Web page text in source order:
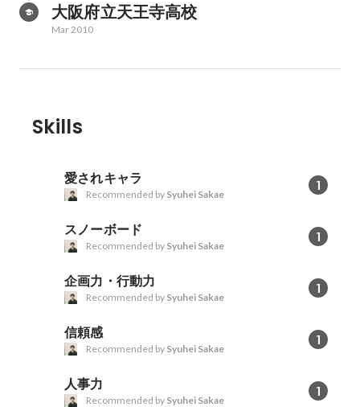
大阪府立天王寺高校
Mar 2010
Skills
愛されキャラ 1
Recommended by Syuhei Sakae
スノーボード 1
Recommended by Syuhei Sakae
企画力・行動力 1
Recommended by Syuhei Sakae
信頼感 1
Recommended by Syuhei Sakae
人事力 1
Recommended by Syuhei Sakae